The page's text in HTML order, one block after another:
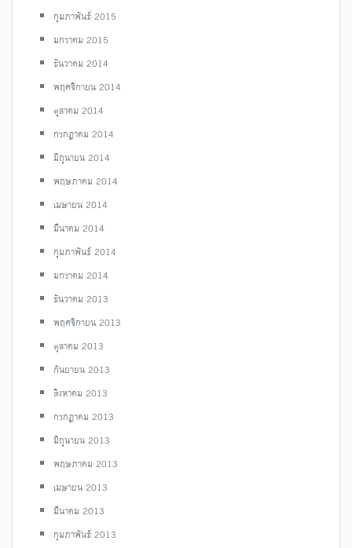
กุมภาพันธ์ 2015
มกราคม 2015
ธันวาคม 2014
พฤศจิกายน 2014
ตุลาคม 2014
กรกฎาคม 2014
มิถุนายน 2014
พฤษภาคม 2014
เมษายน 2014
มีนาคม 2014
กุมภาพันธ์ 2014
มกราคม 2014
ธันวาคม 2013
พฤศจิกายน 2013
ตุลาคม 2013
กันยายน 2013
สิงหาคม 2013
กรกฎาคม 2013
มิถุนายน 2013
พฤษภาคม 2013
เมษายน 2013
มีนาคม 2013
กุมภาพันธ์ 2013